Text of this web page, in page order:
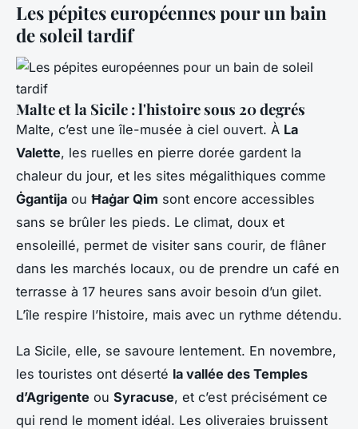
Les pépites européennes pour un bain
de soleil tardif
Malte et la Sicile : l'histoire sous 20 degrés
Malte, c’est une île-musée à ciel ouvert. À La
Valette, les ruelles en pierre dorée gardent la
chaleur du jour, et les sites mégalithiques comme
Ġgantija ou Ħaġar Qim sont encore accessibles
sans se brûler les pieds. Le climat, doux et
ensoleillé, permet de visiter sans courir, de flâner
dans les marchés locaux, ou de prendre un café en
terrasse à 17 heures sans avoir besoin d’un gilet.
L’île respire l’histoire, mais avec un rythme détendu.
La Sicile, elle, se savoure lentement. En novembre,
les touristes ont déserté la vallée des Temples
d’Agrigente ou Syracuse, et c’est précisément ce
qui rend le moment idéal. Les oliveraies bruissent